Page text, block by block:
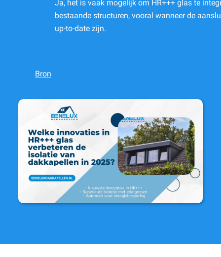
Ja, het is vaak mogelijk om HR+++ glas te
bestaande structuren, vooral wanneer de
up-to-date zijn.
Bron